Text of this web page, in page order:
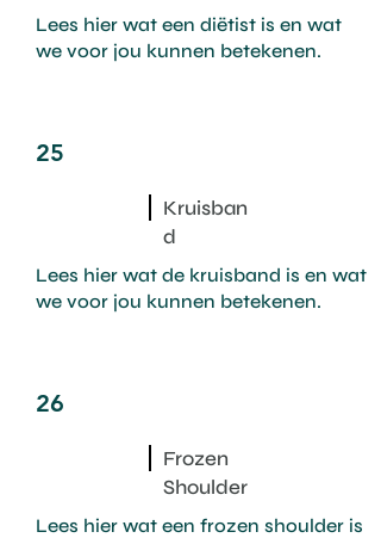
Lees hier wat een diëtist is en wat
we voor jou kunnen betekenen.
25
Kruisban
d
Lees hier wat de kruisband is en wat
we voor jou kunnen betekenen.
26
Frozen
Shoulder
Lees hier wat een frozen shoulder is